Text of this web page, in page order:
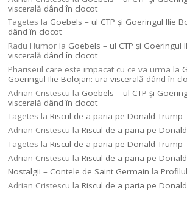
viscerală dând în clocot
Tagetes la Goebels – ul CTP şi Goeringul Ilie
dând în clocot
Radu Humor la Goebels – ul CTP şi Goeringul
viscerală dând în clocot
Phariseul care este impacat cu ce va urma la
Goeringul Ilie Bolojan: ura viscerală dând în
Adrian Cristescu la Goebels – ul CTP şi
viscerală dând în clocot
Tagetes laRiscul de a paria pe Donald Trump
Adrian Cristescu laRiscul de a paria pe
Tagetes laRiscul de a paria pe Donald Trump
Adrian Cristescu laRiscul de a paria pe
Nostalgii – Contele de Saint Germain la
Adrian Cristescu laRiscul de a paria pe